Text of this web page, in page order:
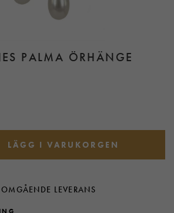
PALMA ÖRHÄNGE
LÄGG I VARUKORGEN
LEVERANS